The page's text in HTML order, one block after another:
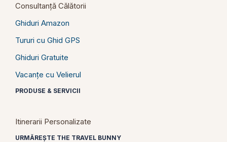
Consultanță Călătorii
Ghiduri Amazon
Tururi cu Ghid GPS
Ghiduri Gratuite
Vacanțe cu Velierul
PRODUSE & SERVICII
Itinerarii Personalizate
URMĂREȘTE THE TRAVEL BUNNY